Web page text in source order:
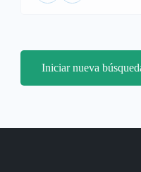
Iniciar nueva